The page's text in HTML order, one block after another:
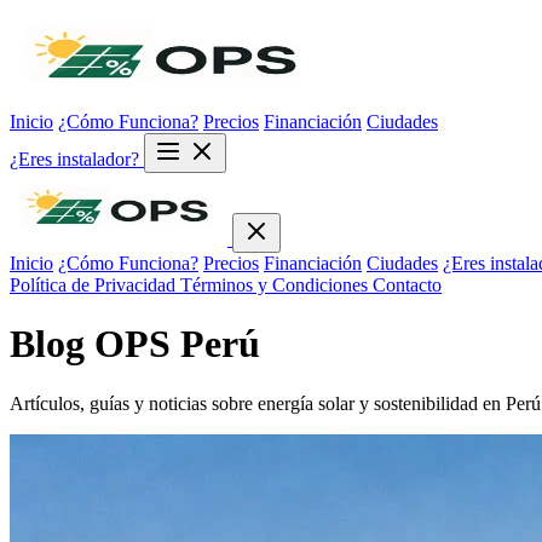
Inicio ¿Cómo Funciona? Precios Financiación Ciudades
¿Eres instalador?
Inicio ¿Cómo Funciona? Precios Financiación Ciudades ¿Eres
Política de Privacidad Términos y Condiciones Contacto
Blog OPS Perú
Artículos, guías y noticias sobre energía solar y sostenibilidad en Perú